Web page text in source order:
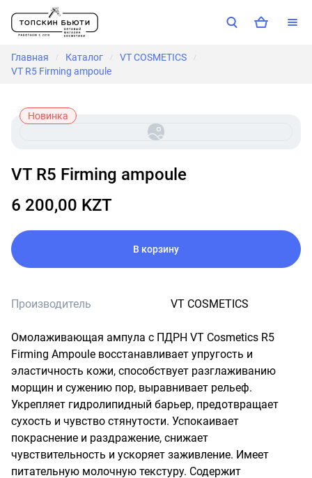
Главная / Каталог / VT COSMETICS /
VT R5 Firming ampoule
Новинка
VT R5 Firming ampoule
6 200,00 KZT
В корзину
Производитель VT COSMETICS
Омолаживающая ампула с ПДРН VT Cosmetics R5
Firming Ampoule восстанавливает упругость и
эластичность кожи, способствует разглаживанию
морщин и сужению пор, выравнивает рельеф.
Укрепляет гидролипидный барьер, предотвращает
сухость и чувство стянутости. Успокаивает
покраснение и раздражение, снижает
чувствительность и ускоряет заживление. Имеет
питательную молочную текстуру. Содержит